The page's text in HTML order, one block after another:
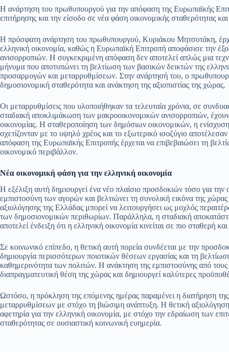
bo
ok
ts
A
pp
gr
a
m
sa
ge
ail ail ρ
α
στ
εί
τε
Η ανάρτηση του πρωθυπουργού για την απόφαση της Ευρωπαϊκής
επιτήρησης και την είσοδο σε νέα φάση οικονομικής σταθερότητας
Η πρόσφατη ανάρτηση του πρωθυπουργού, Κυριάκου Μητσοτάκη,
ελληνική οικονομία, καθώς η Ευρωπαϊκή Επιτροπή αποφάσισε την
ανισορροπιών. Η συγκεκριμένη απόφαση δεν αποτελεί απλώς μια
μήνυμα που αποτυπώνει τη βελτίωση των βασικών δεικτών της
προσαρμογών και μεταρρυθμίσεων. Στην ανάρτησή του, ο
δημοσιονομική σταθερότητα και ανάκτηση της αξιοπιστίας της χώρας.
Οι μεταρρυθμίσεις που υλοποιήθηκαν τα τελευταία χρόνια, σε
σταδιακή αποκλιμάκωση των μακροοικονομικών ανισορροπιών,
οικονομίας. Η σταθεροποίηση των δημόσιων οικονομικών, η
σχετίζονταν με το υψηλό χρέος και το εξωτερικό ισοζύγιο
απόφαση της Ευρωπαϊκής Επιτροπής έρχεται να επιβεβαιώσει τη
οικονομικό περιβάλλον.
Νέα οικονομική φάση για την ελληνική οικονομία
Η εξέλιξη αυτή δημιουργεί ένα νέο πλαίσιο προσδοκιών τόσο για την
εμπιστοσύνη των αγορών και βελτιώνει τη συνολική εικόνα της
αξιολόγησης της Ελλάδας μπορεί να λειτουργήσει ως μοχλός
των δημοσιονομικών περιθωρίων. Παράλληλα, η σταδιακή
αποτελεί ένδειξη ότι η ελληνική οικονομία κινείται σε πιο σταθερή
Σε κοινωνικό επίπεδο, η θετική αυτή πορεία συνδέεται με την
δημιουργία περισσότερων ποιοτικών θέσεων εργασίας και τη
καθημερινότητα των πολιτών. Η ανάκτηση της εμπιστοσύνης από
διαπραγματευτική θέση της χώρας και δημιουργεί καλύτερες
Ωστόσο, η πρόκληση της επόμενης ημέρας παραμένει η διατήρηση
μεταρρυθμίσεων με στόχο τη βιώσιμη ανάπτυξη. Η θετική
αφετηρία για την ελληνική οικονομία, με στόχο την εδραίωση των
σταθερότητας σε ουσιαστική κοινωνική ευημερία.